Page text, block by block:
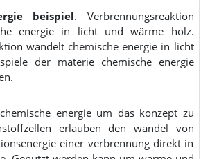
beispiel. Verbrennungsreaktion
energie in licht und wärme holz.
wandelt chemische energie in licht
der materie chemische energie
energie um das konzept zu
erlauben den wandel von
einer verbrennung direkt in